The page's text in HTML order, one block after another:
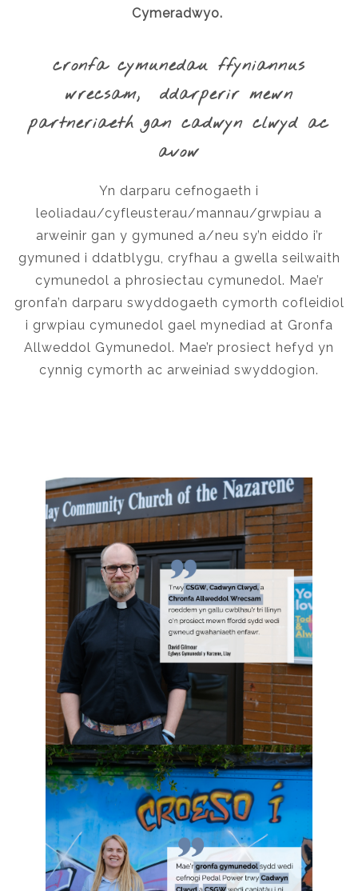
Cymeradwyo.
cronfa cymunedau ffyniannus
wrecsam, ddarperir mewn
partneriaeth gan cadwyn clwyd ac
avow
Yn darparu cefnogaeth i
leoliadau/cyfleusterau/mannau/grwpiau a
arweinir gan y gymuned a/neu sy’n eiddo i’r
gymuned i ddatblygu, cryfhau a gwella seilwaith
cymunedol a phrosiectau cymunedol. Mae’r
gronfa’n darparu swyddogaeth cymorth cofleidiol
i grwpiau cymunedol gael mynediad at Gronfa
Allweddol Gymunedol. Mae’r prosiect hefyd yn
cynnig cymorth ac arweiniad swyddogion.